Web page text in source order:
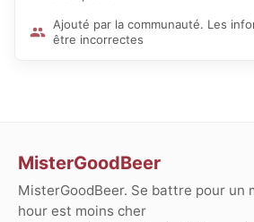
Ajouté par la communauté. Les
être incorrectes
MisterGoodBeer
MisterGoodBeer. Se battre pour un
hour est moins cher